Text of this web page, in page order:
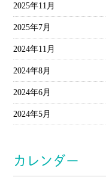
2025年11月
2025年7月
2024年11月
2024年8月
2024年6月
2024年5月
カレンダー